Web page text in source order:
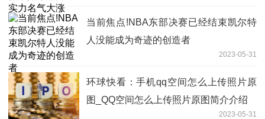
当前焦点!NBA东部决赛已经结束凯尔特
人没能成为奇迹的创造者
2023-05-31
环球快看：手机qq空间怎么上传照片原
图_QQ空间怎么上传照片原图简介介绍
2023-05-31